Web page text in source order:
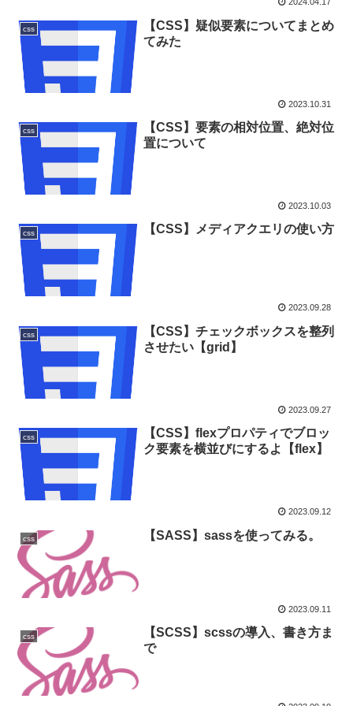
css
【CSS】疑似要素についてまとめ
てみた
2023.10.31
css
【CSS】要素の相対位置、絶対位
置について
2023.10.03
css 【CSS】メディアクエリの使い方
2023.09.28
css
【CSS】チェックボックスを整列
させたい【grid】
2023.09.27
css
【CSS】flexプロパティでブロッ
ク要素を横並びにするよ【flex】
2023.09.12
css 【SASS】sassを使ってみる。
2023.09.11
css
【SCSS】scssの導入、書き方ま
で